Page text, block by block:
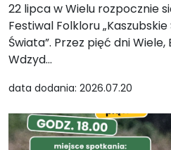
22 lipca w Wielu rozpocznie
Festiwal Folkloru
Świata”. Przez pięć dni Wiele,
Wdzyd...
data dodania: 2026.07.20